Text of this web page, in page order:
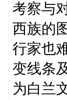
考察与
西族的
行家也
变线条
为白兰